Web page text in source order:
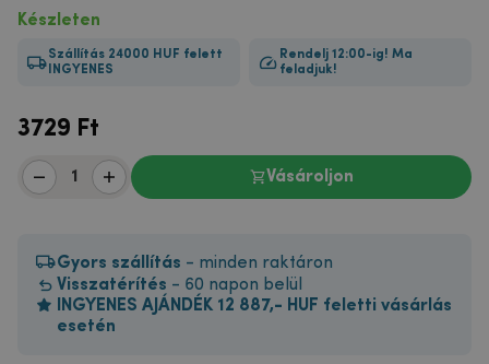
Készleten
Szállítás 24000 HUF felett
INGYENES
Rendelj 12:00-ig! Ma
feladjuk!
3729 Ft
Vásároljon
Gyors szállítás - minden raktáron
Visszatérítés - 60 napon belül
INGYENES AJÁNDÉK 12 887,- HUF feletti vásárlás
esetén